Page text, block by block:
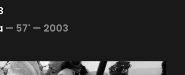
— 57' — 2003